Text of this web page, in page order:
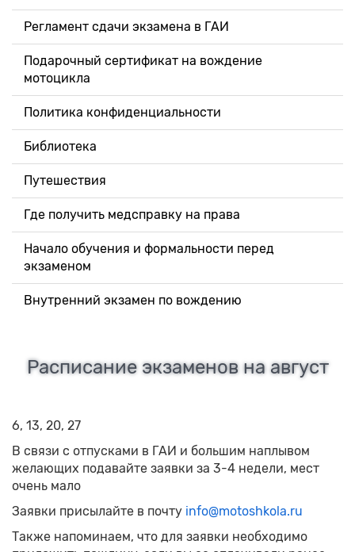
Регламент сдачи экзамена в ГАИ
Подарочный сертификат на вождение
мотоцикла
Политика конфиденциальности
Библиотека
Путешествия
Где получить медсправку на права
Начало обучения и формальности перед
экзаменом
Внутренний экзамен по вождению
Расписание экзаменов на август
6, 13, 20, 27
В связи с отпусками в ГАИ и большим наплывом
желающих подавайте заявки за 3-4 недели, мест
очень мало
Заявки присылайте в почту info@motoshkola.ru
Также напоминаем, что для заявки необходимо